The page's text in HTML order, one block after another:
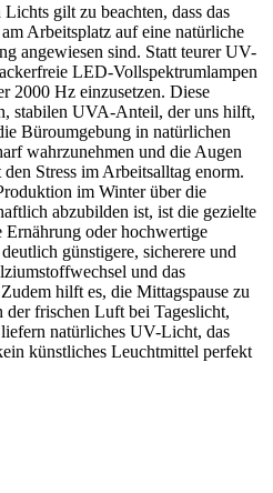
gilt zu beachten, dass das
Arbeitsplatz auf eine natürliche
angewiesen sind. Statt teurer UV-
LED-Vollspektrumlampen
2000 Hz einzusetzen. Diese
stabilen UVA-Anteil, der uns hilft,
Büroumgebung in natürlichen
wahrzunehmen und die Augen
Stress im Arbeitsalltag enorm.
im Winter über die
abzubilden ist, ist die gezielte
Ernährung oder hochwertige
günstigere, sicherere und
und das
hilft es, die Mittagspause zu
der frischen Luft bei Tageslicht,
natürliches UV-Licht, das
künstliches Leuchtmittel perfekt